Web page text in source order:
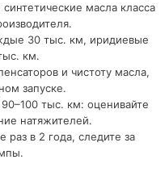
масла класса
30 тыс. км, иридиевые
км.
и чистоту масла,
запуске.
тыс. км: оценивайте
натяжителей.
в 2 года, следите за